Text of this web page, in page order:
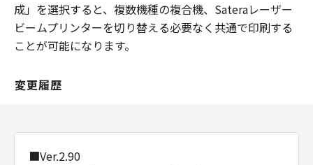
成」を選択すると、複数機種の複合機、Sateraレーザー
ビームプリンターを切り替える必要なく共通で印刷する
ことが可能になります。
変更履歴
■Ver.2.90